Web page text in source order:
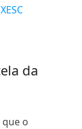
da
o